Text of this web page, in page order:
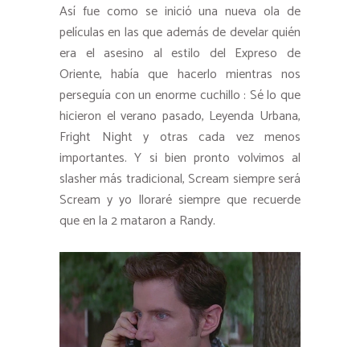
Así fue como se inició una nueva ola de
películas en las que además de develar quién
era el asesino al estilo del Expreso de
Oriente, había que hacerlo mientras nos
perseguía con un enorme cuchillo : Sé lo que
hicieron el verano pasado, Leyenda Urbana,
Fright Night y otras cada vez menos
importantes. Y si bien pronto volvimos al
slasher más tradicional, Scream siempre será
Scream y yo lloraré siempre que recuerde
que en la 2 mataron a Randy.